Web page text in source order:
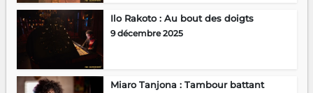
Ilo Rakoto : Au bout des doigts
9 décembre 2025
Miaro Tanjona : Tambour battant